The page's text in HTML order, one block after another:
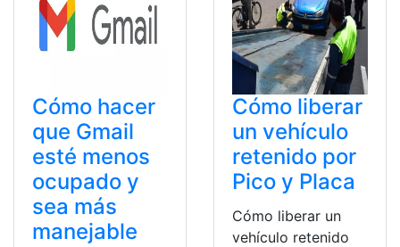
Cómo hacer
que Gmail
esté menos
ocupado y
sea más
manejable
Cómo liberar
un vehículo
retenido por
Pico y Placa
Cómo liberar un
vehículo retenido